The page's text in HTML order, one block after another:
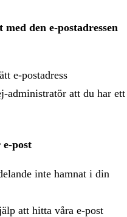
den e-postadressen
e-postadress
administratör att du har ett
post
inte hamnat i din
att hitta våra e-post